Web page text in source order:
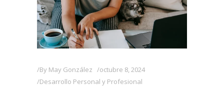
By May González
octubre 8, 2024
Desarrollo Personal y Profesional